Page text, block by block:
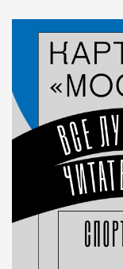
Город